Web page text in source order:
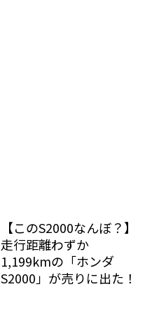
【このS2000なんぼ？】
走行距離わずか
1,199kmの「ホンダ
S2000」が売りに出た！